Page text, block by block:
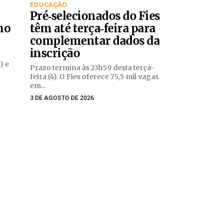
e
EDUCAÇÃO
Pré‑selecionados do Fies
têm até terça‑feira para
complementar dados da
inscrição
Prazo termina às 23h59 desta terça-
feira (4). O Fies oferece 75,5 mil vagas
em...
3 DE AGOSTO DE 2026